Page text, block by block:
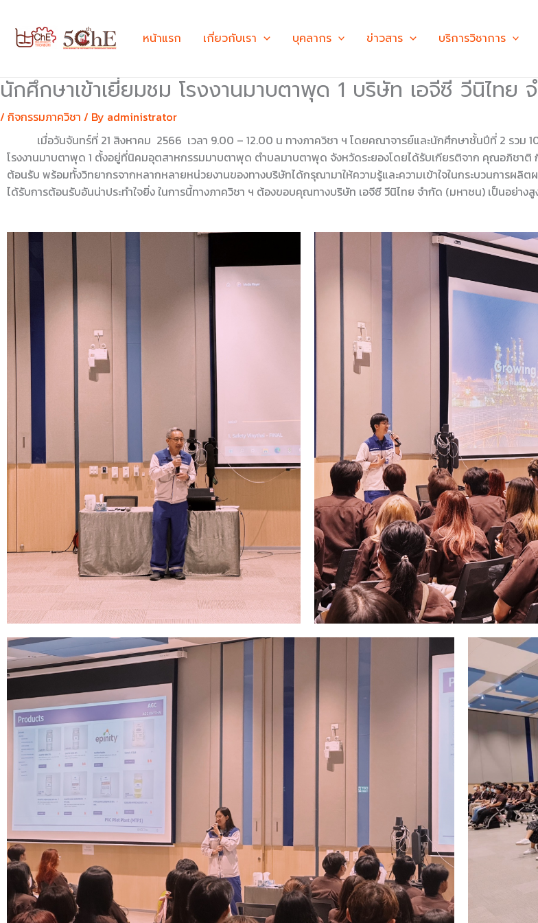
content
หน้าแรก เกี่ยวกับเรา บุคลากร ข่าวสาร บริการวิชาการ
นักศึกษาเข้าเยี่ยมชม โรงงานมาบตาพุด 1 บริษัท เอจีซี วีนิไทย
/ กิจกรรมภาควิชา / By administrator
เมื่อวันจันทร์ที่ 21 สิงหาคม 2566 เวลา 9.00 – 12.00 น ทางภาควิชา ฯ โดยคณาจารย์และนักศึกษาชั้นปีที่ 2 รวม
โรงงานมาบตาพุด 1 ตั้งอยู่ที่นิคมอุตสาหกรรมมาบตาพุด ตำบลมาบตาพุด จังหวัดระยองโดยได้รับเกียรติจาก คุณอภิชาติ
ต้อนรับ พร้อมทั้งวิทยากรจากหลากหลายหน่วยงานของทางบริษัทได้กรุณามาให้ความรู้และความเข้าใจในกระบวนการผลิ
ได้รับการต้อนรับอันน่าประทำใจยิ่ง ในการนี้ทางภาควิชา ฯ ต้องขอบคุณทางบริษัท เอจีซี วีนิไทย จำกัด (มหาชน) เป็นอย่างสู